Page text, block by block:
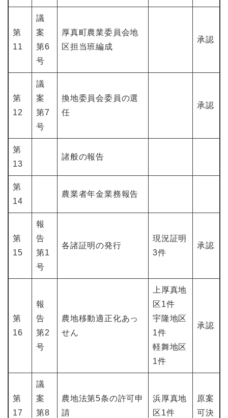
第
11
議
案
第6
号
厚真町農業委員会地
区担当班編成
承認
第
12
議
案
第7
号
換地委員会委員の選
任
承認
第
13
諸般の報告
第
14
農業者年金業務報告
第
15
報
告
第1
号
各諸証明の発行
現況証明
3件
承認
第
16
報
告
第2
号
農地移動適正化あっ
せん
上厚真地
区1件
宇隆地区
1件
軽舞地区
1件
承認
第
17
議
案
第8
農地法第5条の許可申
請
浜厚真地
区1件
原案
可決